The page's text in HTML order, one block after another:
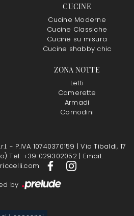
CUCINE
Cucine Moderne
Cucine Classiche
Cucine su misura
Cucine shabby chic
ZONA NOTTE
Letti
Camerette
Armadi
Comodini
- P.IVA 10740370159 |Via Tibaldi, 17
Tel: +39 029302052 | Email:
by